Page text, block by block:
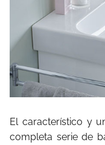
El característico y
completa serie de